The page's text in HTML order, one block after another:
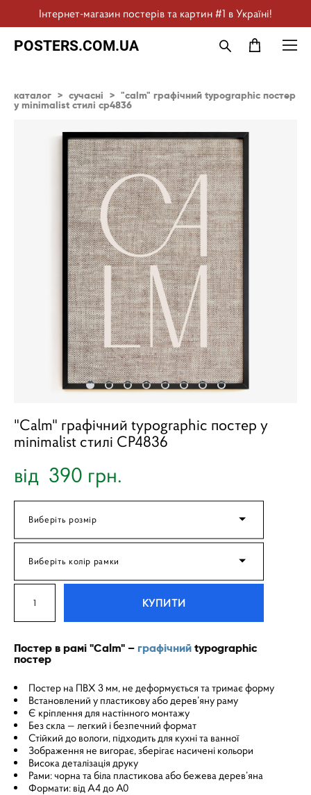
Інтернет-магазин постерів та картин #1 в Україні!
POSTERS.COM.UA
каталог > сучасні > "calm" графічний typographic постер
у minimalist стилі cp4836
"Calm" графічний typographic постер у
minimalist стилі CP4836
від 390 грн.
Виберіть розмір
Виберіть колір рамки
КУПИТИ
Постер в рамі "Calm" – графічний typographic
постер
Постер на ПВХ 3 мм, не деформується та тримає форму
Встановлений у пластикову або дерев’яну раму
Є кріплення для настінного монтажу
Без скла — легкий і безпечний формат
Стійкий до вологи, підходить для кухні та ванної
Зображення не вигорає, зберігає насичені кольори
Висока деталізація друку
Рами: чорна та біла пластикова або бежева дерев’яна
Формати: від A4 до A0